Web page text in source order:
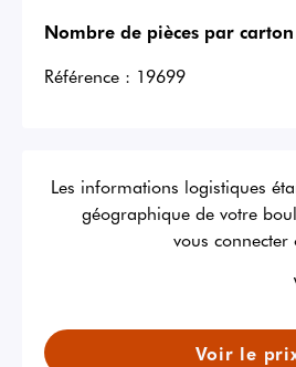
Nombre de pièces par
Référence : 19699
Les informations logistiques
géographique de votre
vous
Voir le